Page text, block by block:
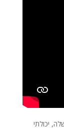
יכולתי